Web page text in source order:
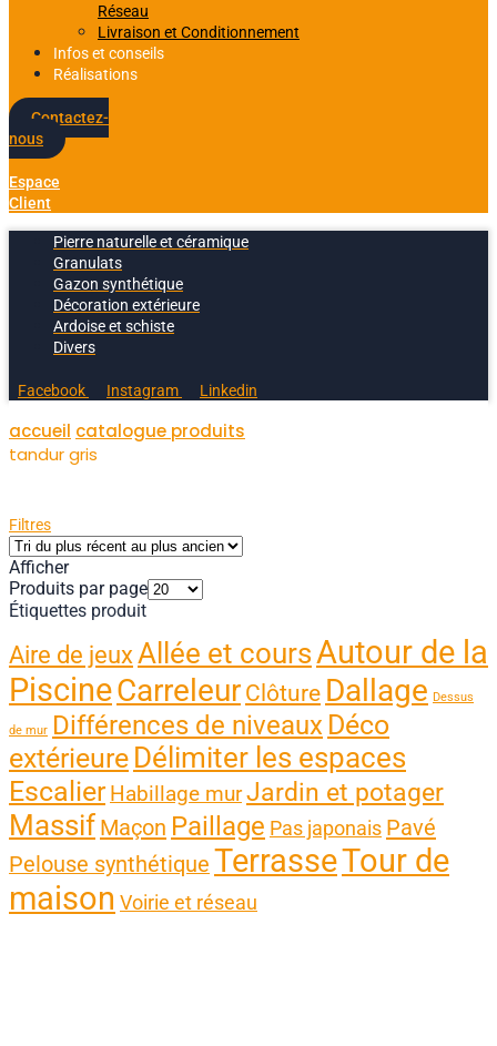
Réseau
Livraison et Conditionnement
Infos et conseils
Réalisations
Contactez-
nous
Espace
Client
Pierre naturelle et céramique
Granulats
Gazon synthétique
Décoration extérieure
Ardoise et schiste
Divers
Facebook Instagram Linkedin
accueil catalogue produits
tandur gris
Filtres
Afficher
Produits par page
Étiquettes produit
Aire de jeuxAllée et coursAutour de la
PiscineCarreleur Clôture Dallage Dessus
de mur Différences de niveaux Déco
extérieure Délimiter les espaces
Escalier Habillage murJardin et potager
Massif Maçon Paillage Pas japonais Pavé
Pelouse synthétique TerrasseTour de
maison Voirie et réseau